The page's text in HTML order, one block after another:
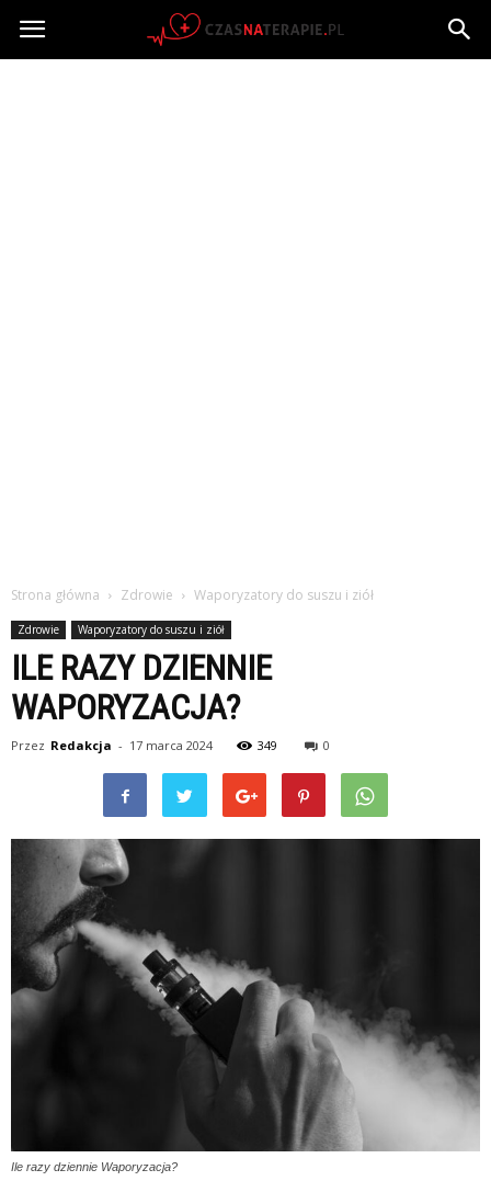
Czasnaterapie.pl
Strona główna Zdrowie Waporyzatory do suszu i ziół
Zdrowie Waporyzatory do suszu i ziół
ILE RAZY DZIENNIE
WAPORYZACJA?
Przez Redakcja - 17 marca 2024 349 0
Ile razy dziennie Waporyzacja?